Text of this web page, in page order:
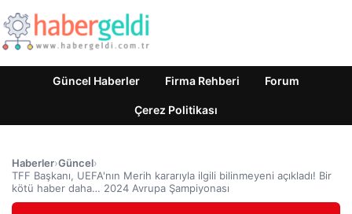
Güncel Haberler Firma Rehberi Forum
Çerez Politikası
Haberler›Güncel›
TFF Başkanı, UEFA'nın Merih kararıyla ilgili bilinmeyeni açıkladı! Bir
kötü haber daha… 2024 Avrupa Şampiyonası